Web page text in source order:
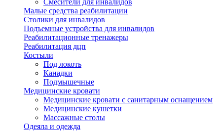
Смесители для инвалидов
Малые средства реабилитации
Столики для инвалидов
Подъемные устройства для инвалидов
Реабилитационные тренажеры
Реабилитация дцп
Костыли
Под локоть
Канадки
Подмышечные
Медицинские кровати
Медицинские кровати с санитарным оснащением
Медицинские кушетки
Массажные столы
Одеяла и одежда